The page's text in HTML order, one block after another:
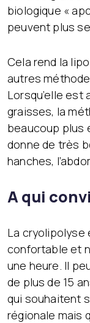
biologique «
peuvent plus
Cela rend la
autres
Lorsqu’elle
graisses, la
beaucoup plus
donne de très
hanches,
A qui
La cryolipolyse
confortable et
une heure. Il
de plus de 15
qui souhaitent
régionale mais